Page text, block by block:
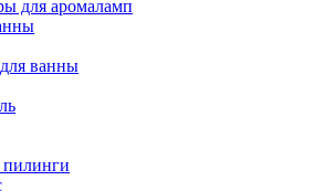
для аромаламп
ванны